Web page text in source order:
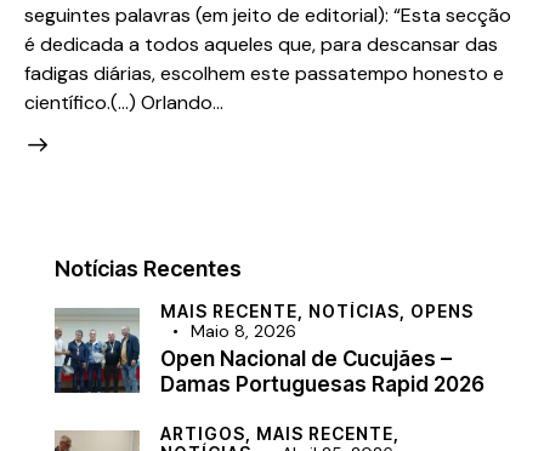
seguintes palavras (em jeito de editorial): “Esta secção
é dedicada a todos aqueles que, para descansar das
fadigas diárias, escolhem este passatempo honesto e
científico.(…) Orlando…
Notícias Recentes
MAIS RECENTE, NOTÍCIAS, OPENS
Maio 8, 2026
Open Nacional de Cucujães –
Damas Portuguesas Rapid 2026
ARTIGOS, MAIS RECENTE,